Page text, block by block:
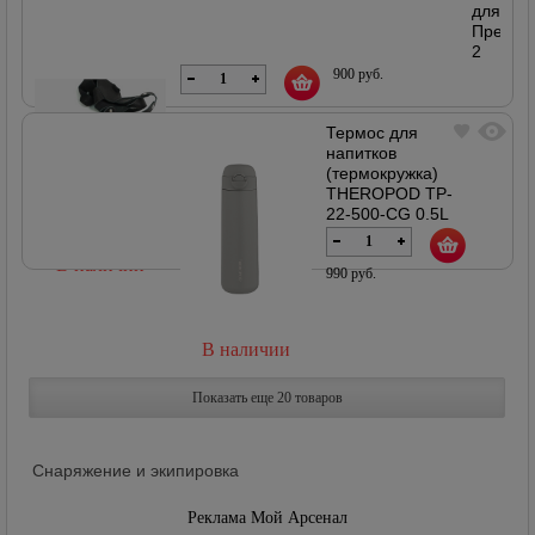
18307
В наличии
для
2
Рязань,
900 руб.
В наличии
Термос для
напитков
(термокружка)
THEROPOD TP-
22-500-CG 0.5L
серый
Артикул 19609
990 руб.
Показать еще 20 товаров
Снаряжение и экипировка
Реклама Мой Арсенал